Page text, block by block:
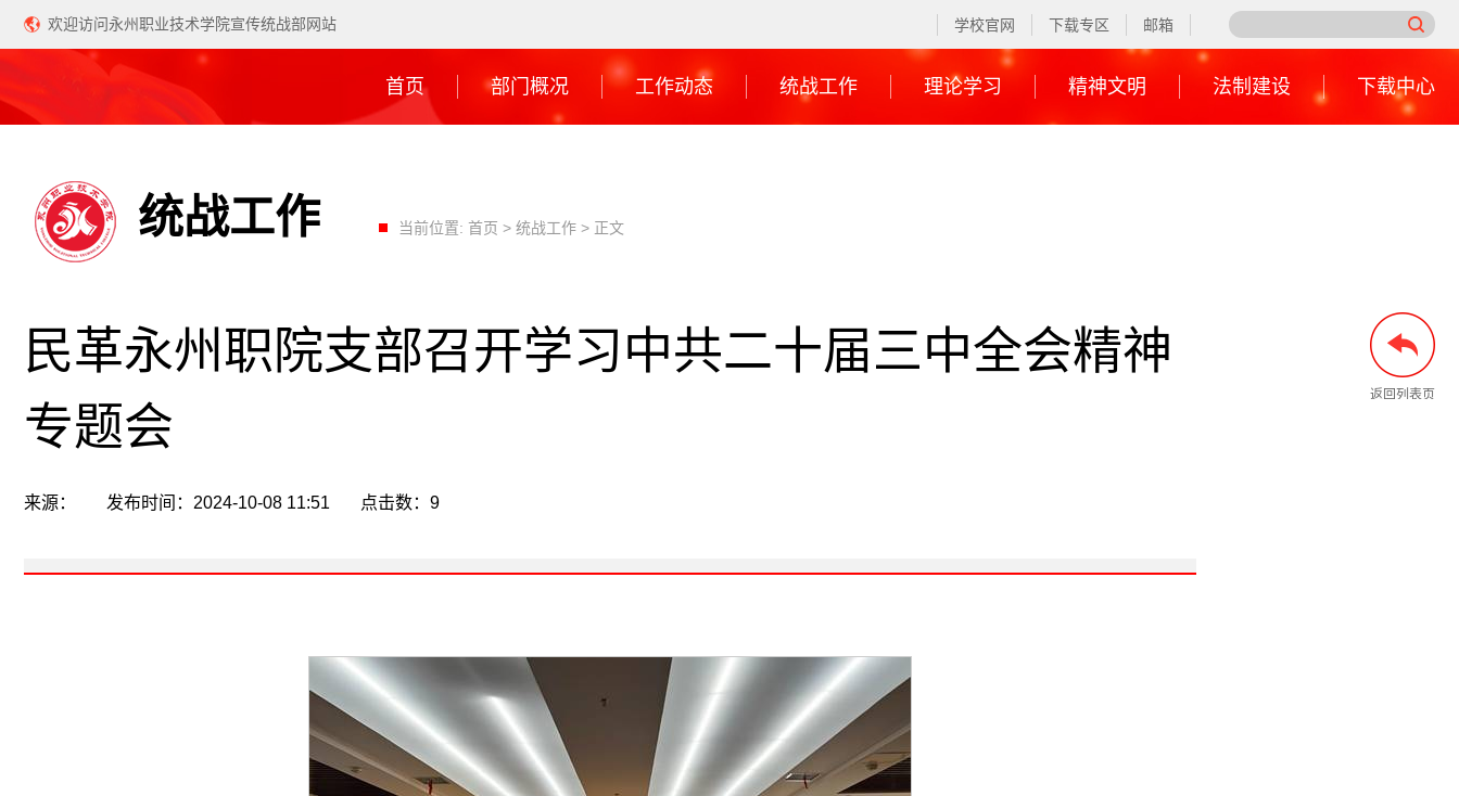
欢迎访问永州职业技术学院宣传统战部网站 学校官网 下载专区 邮箱
首页 部门概况 工作动态 统战工作 理论学习 精神文明 法制建设 下载中心
统战工作 当前位置: 首页 > 统战工作 > 正文
民革永州职院支部召开学习中共二十届三中全会精神
专题会
来源： 发布时间：2024-10-08 11:51 点击数： 9
返回列表页